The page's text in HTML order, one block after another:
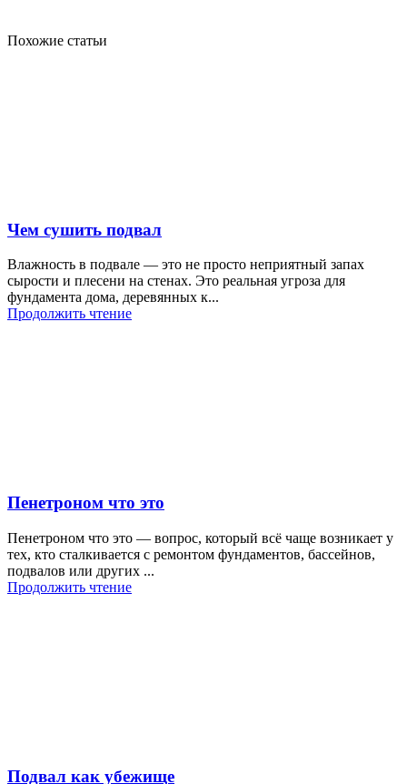
Похожие статьи
Чем сушить подвал
Влажность в подвале — это не просто неприятный запах
сырости и плесени на стенах. Это реальная угроза для
фундамента дома, деревянных к...
Продолжить чтение
Пенетроном что это
Пенетроном что это — вопрос, который всё чаще возникает у
тех, кто сталкивается с ремонтом фундаментов, бассейнов,
подвалов или других ...
Продолжить чтение
Подвал как убежище